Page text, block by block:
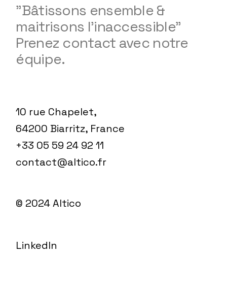
"Bâtissons ensemble &
maitrisons l'inaccessible"
Prenez contact avec notre
équipe.
10 rue Chapelet,
64200 Biarritz, France
+33 05 59 24 92 11
contact@altico.fr
© 2024Altico
LinkedIn